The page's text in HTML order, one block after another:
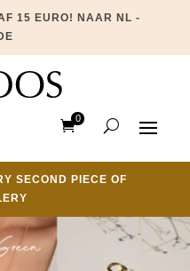
15 EURO! NAAR NL -
0
Ite
SECOND PIECE OF